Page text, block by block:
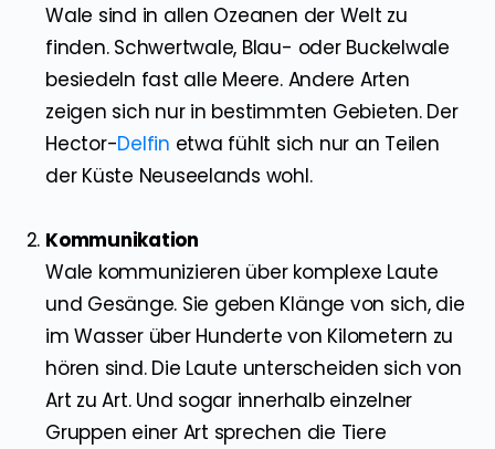
Wale sind in allen Ozeanen der Welt zu
finden. Schwertwale, Blau- oder Buckelwale
besiedeln fast alle Meere. Andere Arten
zeigen sich nur in bestimmten Gebieten. Der
Hector-Delfin etwa fühlt sich nur an Teilen
der Küste Neuseelands wohl.
Kommunikation
Wale kommunizieren über komplexe Laute
und Gesänge. Sie geben Klänge von sich, die
im Wasser über Hunderte von Kilometern zu
hören sind. Die Laute unterscheiden sich von
Art zu Art. Und sogar innerhalb einzelner
Gruppen einer Art sprechen die Tiere